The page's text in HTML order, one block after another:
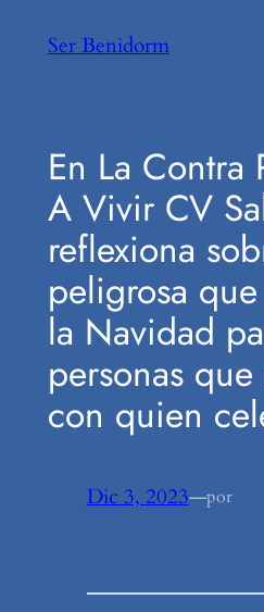
Ser Benidorm
En La Contra
A Vivir CV
reflexiona
peligrosa
la Navidad
personas
con quien
Dic 3, 2023—por